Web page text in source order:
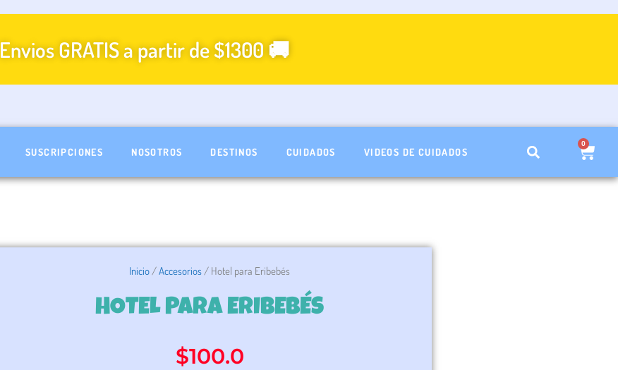
Envios GRATIS a partir de $1300 🚚
SUSCRIPCIONES NOSOTROS DESTINOS CUIDADOS VIDEOS DE CUIDADOS
0
Inicio/Accesorios/ Hotel para Eribebés
HOTEL PARA ERIBEBÉS
$100.0